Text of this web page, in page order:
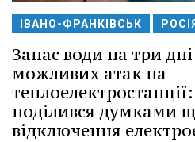
ІВАНО-ФРАНКІВСЬК РОСІЯ
Запас води на три
можливих атак на
поділився думками
відключення